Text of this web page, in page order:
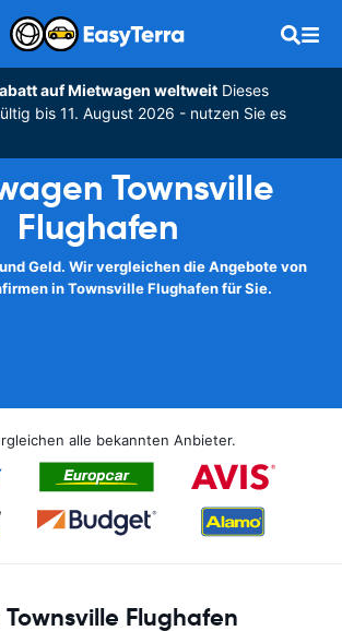
auf Mietwagen weltweitDieses
bis 11. August 2026 - nutzen Sie es
Townsville
Flughafen
Geld. Wir vergleichen die Angebote von
in Townsville Flughafen für Sie.
alle bekannten Anbieter.
Flughafen